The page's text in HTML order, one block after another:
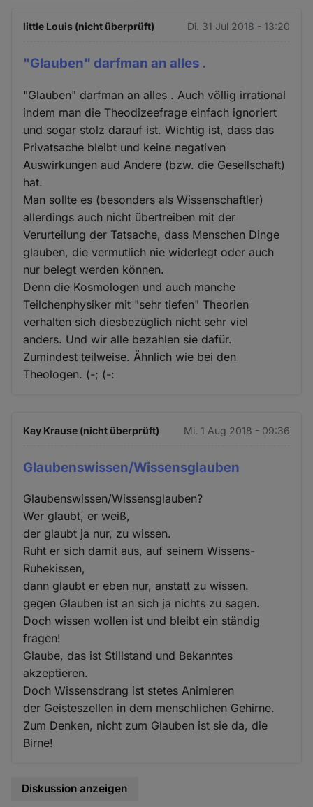
little Louis (nicht überprüft) Di. 31 Jul 2018 - 13:20
"Glauben" darfman an alles .
"Glauben" darfman an alles . Auch völlig irrational
indem man die Theodizeefrage einfach ignoriert
und sogar stolz darauf ist. Wichtig ist, dass das
Privatsache bleibt und keine negativen
Auswirkungen aud Andere (bzw. die Gesellschaft)
hat.
Man sollte es (besonders als Wissenschaftler)
allerdings auch nicht übertreiben mit der
Verurteilung der Tatsache, dass Menschen Dinge
glauben, die vermutlich nie widerlegt oder auch
nur belegt werden können.
Denn die Kosmologen und auch manche
Teilchenphysiker mit "sehr tiefen" Theorien
verhalten sich diesbezüglich nicht sehr viel
anders. Und wir alle bezahlen sie dafür.
Zumindest teilweise. Ähnlich wie bei den
Theologen. (-; (-:
Kay Krause (nicht überprüft) Mi. 1 Aug 2018 - 09:36
Glaubenswissen/Wissensglauben
Glaubenswissen/Wissensglauben?
Wer glaubt, er weiß,
der glaubt ja nur, zu wissen.
Ruht er sich damit aus, auf seinem Wissens-
Ruhekissen,
dann glaubt er eben nur, anstatt zu wissen.
gegen Glauben ist an sich ja nichts zu sagen.
Doch wissen wollen ist und bleibt ein ständig
fragen!
Glaube, das ist Stillstand und Bekanntes
akzeptieren.
Doch Wissensdrang ist stetes Animieren
der Geisteszellen in dem menschlichen Gehirne.
Zum Denken, nicht zum Glauben ist sie da, die
Birne!
Diskussion anzeigen